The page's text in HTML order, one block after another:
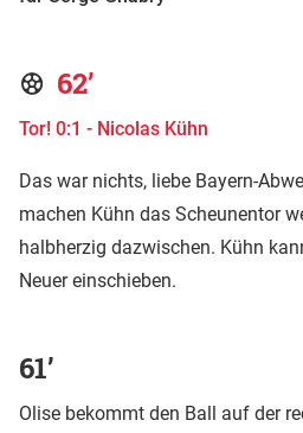
62’
Tor! 0:1 - Nicolas Kühn
Das war nichts, liebe Bayern-
machen Kühn das Scheunentor
halbherzig dazwischen. Kühn
Neuer einschieben.
61’
Olise bekommt den Ball auf der